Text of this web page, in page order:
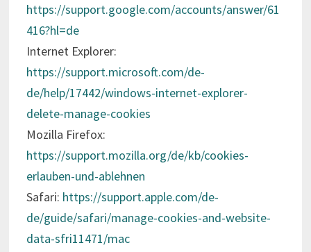
https://support.google.com/accounts/answer/61
416?hl=de
Internet Explorer:
https://support.microsoft.com/de-
de/help/17442/windows-internet-explorer-
delete-manage-cookies
Mozilla Firefox:
https://support.mozilla.org/de/kb/cookies-
erlauben-und-ablehnen
Safari: https://support.apple.com/de-
de/guide/safari/manage-cookies-and-website-
data-sfri11471/mac